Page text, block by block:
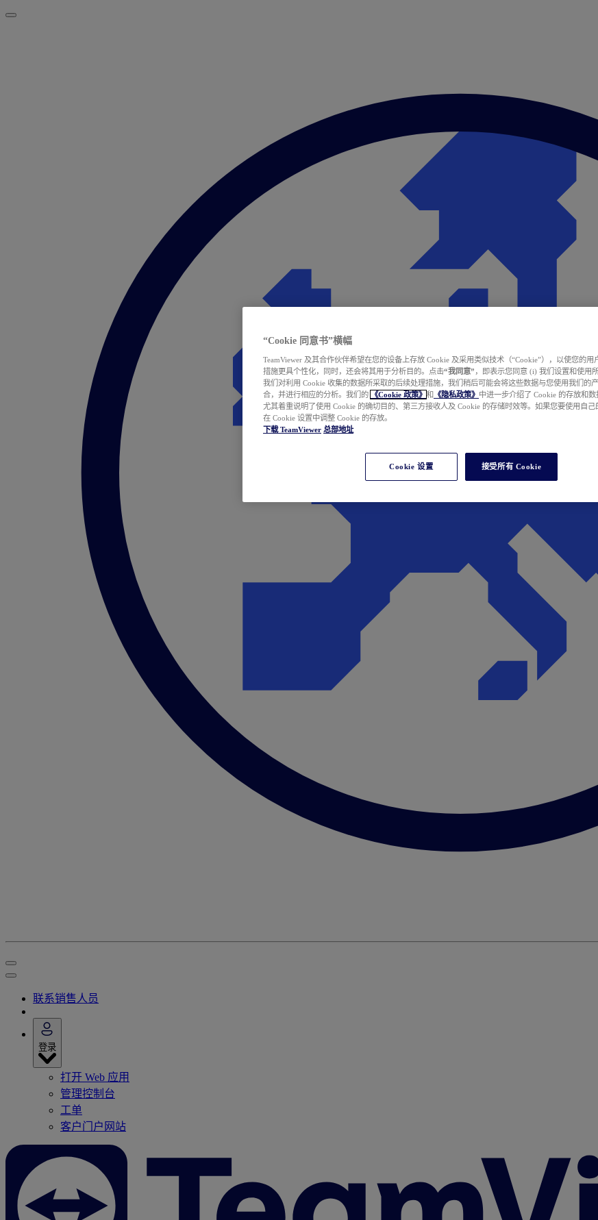
联系销售人员
登录
打开 Web 应用
管理控制台
工单
客户门户网站
“Cookie 同意书”横幅
TeamViewer 及其合作伙伴希望在您的设备上存放 Cookie 及采用类似技术（“Cookie”），以使您的用
措施更具个性化，同时，还会将其用于分析目的。点击“我同意” ，即表示您同意 (i) 我们设置和使用
我们对利用 Cookie 收集的数据所采取的后续处理措施，我们稍后可能会将这些数据与您使用我们的
合，并进行相应的分析。我们的
《Cookie 政策》 和 《隐私政策》 中进一步介绍了 Cookie 的存放和数
尤其着重说明了使用 Cookie 的确切目的、第三方接收人及 Cookie 的存储时效等。如果您要使用自
在 Cookie 设置中调整 Cookie 的存放。
下载 TeamViewer 总部地址
Cookie 设置 接受所有 Cookie